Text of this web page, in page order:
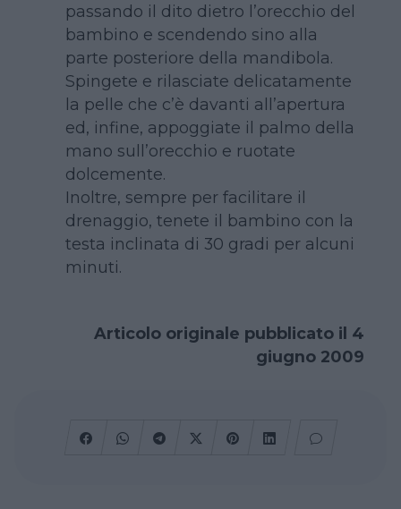
passando il dito dietro l’orecchio del
bambino e scendendo sino alla
parte posteriore della mandibola.
Spingete e rilasciate delicatamente
la pelle che c’è davanti all’apertura
ed, infine, appoggiate il palmo della
mano sull’orecchio e ruotate
dolcemente.
Inoltre, sempre per facilitare il
drenaggio, tenete il bambino con la
testa inclinata di 30 gradi per alcuni
minuti.
Articolo originale pubblicato il 4
giugno 2009